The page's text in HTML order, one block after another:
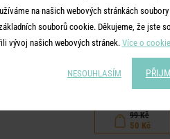
FLORISTA
Jiřina 72 cm - sv.
99 Kč
50 Kč
na našich webových stránkách
souborů cookie. Děkujeme, že
vývoj našich webových stránek. Více o
NESOUHLASÍM